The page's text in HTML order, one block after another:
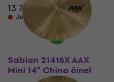
13 790 Kč
Jen na objednávku
Sabian 21416X AAX
Mini 14" China činel